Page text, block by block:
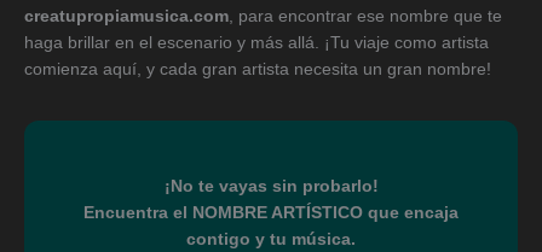
creatupropiamusica.com , para encontrar ese nombre que te
haga brillar en el escenario y más allá. ¡Tu viaje como artista
comienza aquí, y cada gran artista necesita un gran nombre!
¡No te vayas sin probarlo!
Encuentra el NOMBRE ARTÍSTICO que encaja
contigo y tu música.